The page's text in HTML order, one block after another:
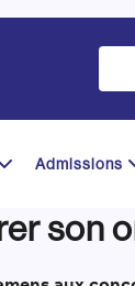
Admissions
son